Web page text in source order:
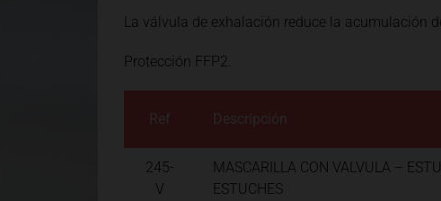
La válvula de exhalación reduce la acumulación
Protección FFP2.
Ref Descripción
245-
V
MASCARILLA CON VALVULA –
ESTUCHES